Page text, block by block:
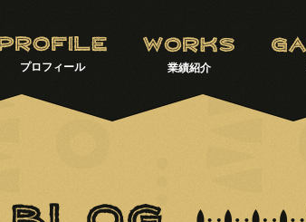
プロフィール 業績紹介